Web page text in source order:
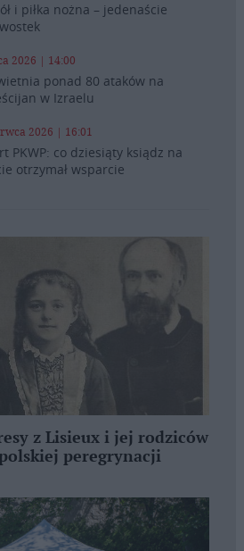
i piłka nożna – jedenaście
2026 | 14:00
ponad 80 ataków na
w Izraelu
2026 | 16:01
PKWP: co dziesiąty ksiądz na
otrzymał wsparcie
z Lisieux i jej rodziców
peregrynacji